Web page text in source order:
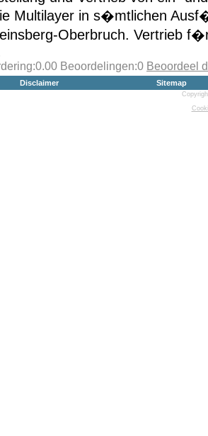
Multilayer in s�mtlichen
Oberbruch. Vertrieb
Beoordelingen:0 Beoordeel
Disclaimer Sitemap